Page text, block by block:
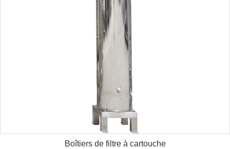
Boîtiers de filtre à cartouche